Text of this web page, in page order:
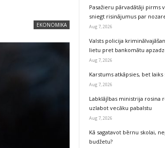
EKONOMIKA
Pasažieru pārvadātāji pirms
sniegt risinājumus par
Aug 7, 2026
Valsts policija
lietu pret bankomātu
Aug 7, 2026
Karstums atkāpsies, bet laiks
Aug 7, 2026
Labklājības ministrija rosina
uzlabot vecāku pabalstu
Aug 7, 2026
Kā sagatavot bērnu skolai,
budžetu?